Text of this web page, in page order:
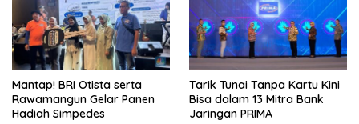
Mantap! BRI Otista serta
Rawamangun Gelar Panen
Hadiah Simpedes
Tarik Tunai Tanpa Kartu Kini
Bisa dalam 13 Mitra Bank
Jaringan PRIMA